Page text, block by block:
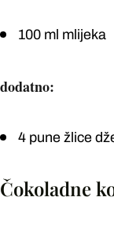
100 ml mlijeka
dodatno:
4 pune žlice
Čokoladne